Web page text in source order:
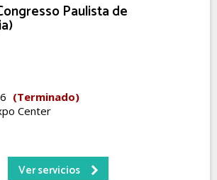
Paulista de
(Terminado)
Center
Ver servicios